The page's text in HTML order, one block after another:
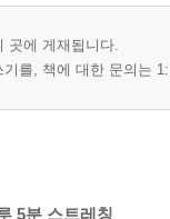
곳에 게재됩니다.
를, 책에 대한 문의는
5분 스트레칭